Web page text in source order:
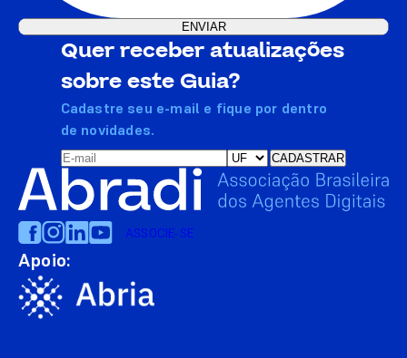
Quer receber atualizações
sobre este Guia?
Cadastre seu e-mail e fique por dentro
de novidades.
ASSOCIE-SE
Apoio: